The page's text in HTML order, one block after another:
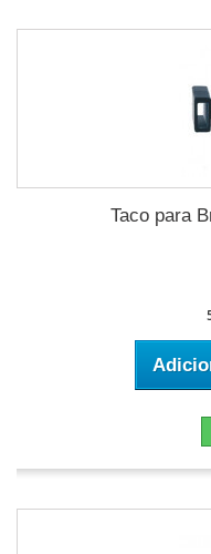
Taco para